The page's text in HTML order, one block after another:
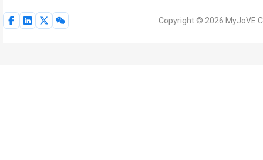
Copyright © 2026 MyJoVE